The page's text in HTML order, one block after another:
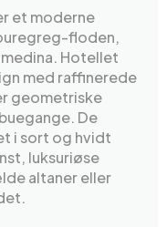
et moderne
floden,
Hotellet
med raffinerede
geometriske
De
i sort og hvidt
luksuriøse
altaner eller